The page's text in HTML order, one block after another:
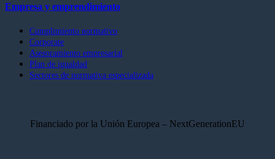
Empresa y emprendimiento
Cumplimiento normativo
Corporate
Asesoramiento empresarial
Plan de igualdad
Sectores de normativa especializada
Financiado por la Unión Europea – NextGenerationEU